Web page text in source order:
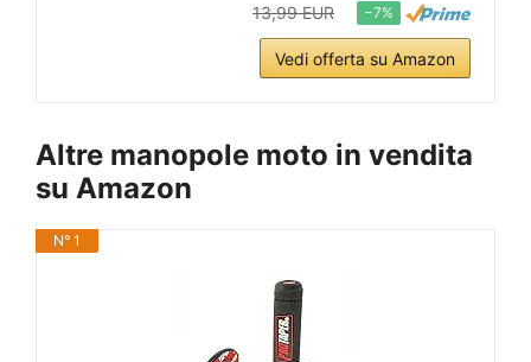
13,99 EUR −7%
Vedi offerta su Amazon
Altre manopole moto in vendita
su Amazon
N° 1